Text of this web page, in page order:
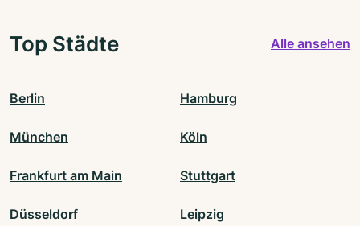
Top Städte Alle ansehen
Berlin Hamburg
München Köln
Frankfurt am Main Stuttgart
Düsseldorf Leipzig